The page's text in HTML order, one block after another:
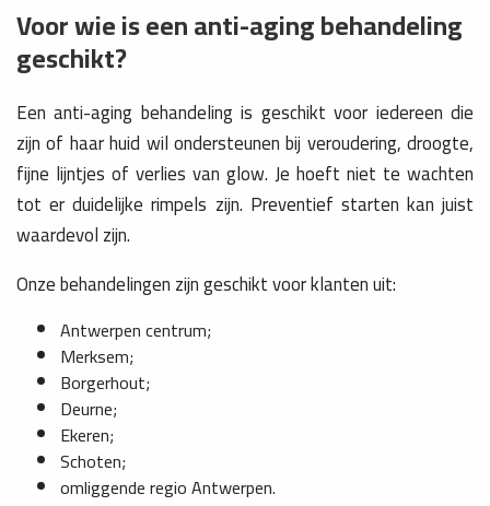
Voor wie is een anti-aging behandeling
geschikt?
Een anti-aging behandeling is geschikt voor iedereen die
zijn of haar huid wil ondersteunen bij veroudering, droogte,
fijne lijntjes of verlies van glow. Je hoeft niet te wachten
tot er duidelijke rimpels zijn. Preventief starten kan juist
waardevol zijn.
Onze behandelingen zijn geschikt voor klanten uit:
Antwerpen centrum;
Merksem;
Borgerhout;
Deurne;
Ekeren;
Schoten;
omliggende regio Antwerpen.